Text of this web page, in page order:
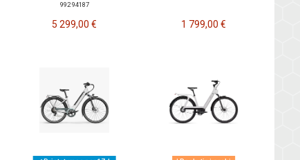
992 94187
5 299,00 € 1 799,00 €